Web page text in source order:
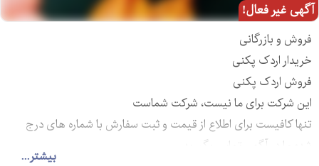
آگهی غیر فعال!
بیشتر...
فروش و بازرگانی
خریدار اردک پکنی
فروش اردک پکنی
این شرکت برای ما نیست، شرکت شماست
تنها کافیست برای اطلاع از قیمت و ثبت سفارش با شماره های درج
شده ما در آگهی تماس بگیرید